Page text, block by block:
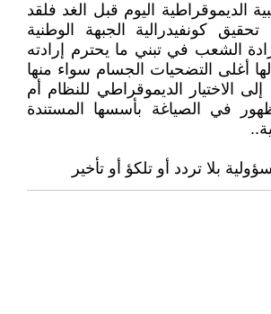
الديموقراطية اليوم قبل الغد فلقد
كونفيدرالية الجبهة الوطنية
الشعب في تبني ما يحترم إرادته
أغلى التضحيات الجسام سواء منها
إلى الاختيار الديموقراطي للنظام أم
في الصياغة بأسسها المستندة
بلا تردد أو تلكؤ أو تأخير